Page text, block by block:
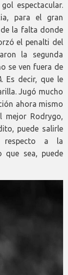
espectacular.
para el gran
la falta donde
el penalti del
la segunda
se ven fuera de
. Es decir, que le
Jugó mucho
ahora mismo
Rodrygo,
puede salirle
respecto a la
que sea, puede